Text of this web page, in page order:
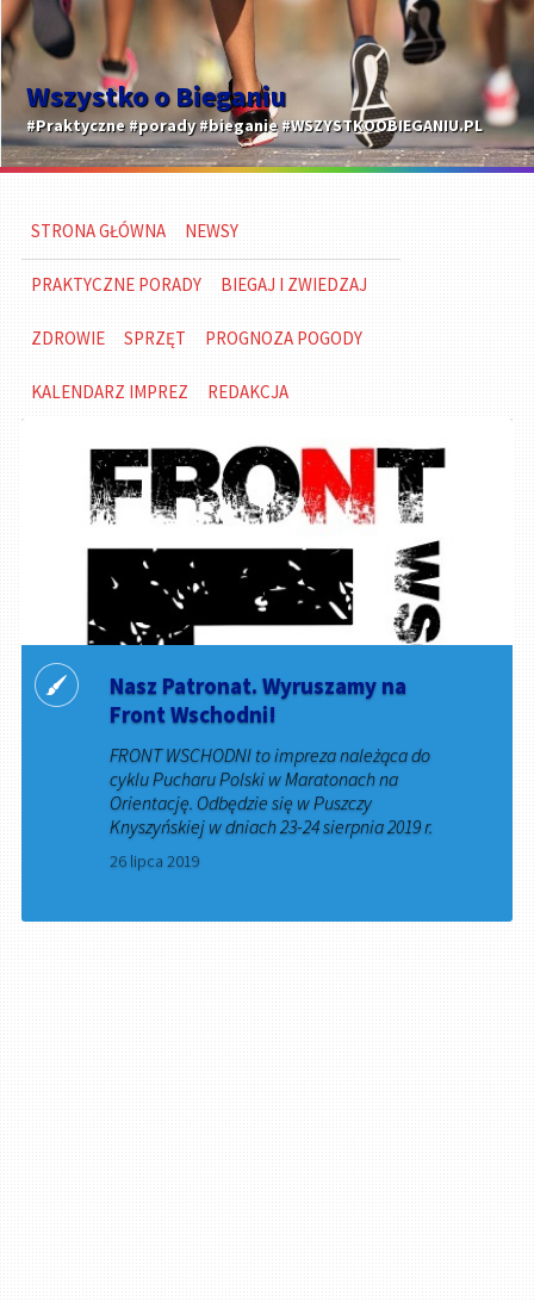
Wszystko o Bieganiu
#Praktyczne #porady #bieganie #WSZYSTKOOBIEGANIU.PL
STRONA GŁÓWNA NEWSY
PRAKTYCZNE PORADY BIEGAJ I ZWIEDZAJ
ZDROWIE SPRZĘT PROGNOZA POGODY
KALENDARZ IMPREZ REDAKCJA
Nasz Patronat. Wyruszamy na
Front Wschodni!
FRONT WSCHODNI to impreza należąca do
cyklu Pucharu Polski w Maratonach na
Orientację. Odbędzie się w Puszczy
Knyszyńskiej w dniach 23-24 sierpnia 2019 r.
26 lipca 2019